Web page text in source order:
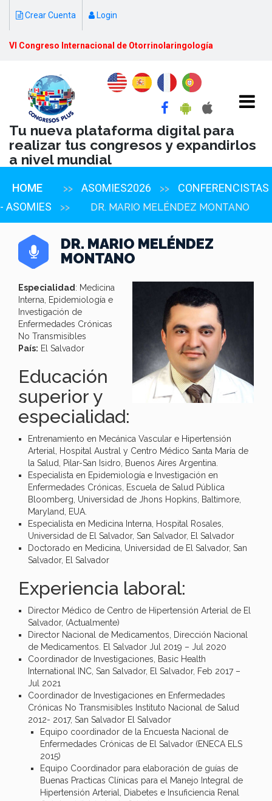
Crear Cuenta Login
VI Congreso Internacional de Otorrinolaringología
Tu nueva plataforma digital para
realizar tus congresos y expandirlos
a nivel mundial
HOME >> ASOMIES2026 >>
CONFERENCISTAS
- ASOMIES
>> DR. MARIO MELÉNDEZ MONTANO
DR. MARIO MELÉNDEZ
MONTANO
Especialidad : Medicina
Interna, Epidemiología e
Investigación de
Enfermedades Crónicas
No Transmisibles
País: El Salvador
Educación
superior y
especialidad:
Entrenamiento en Mecánica Vascular e Hipertensión
Arterial, Hospital Austral y Centro Médico Santa María de
la Salud, Pilar-San Isidro, Buenos Aires Argentina.
Especialista en Epidemiología e Investigación en
Enfermedades Crónicas, Escuela de Salud Pública
Bloomberg, Universidad de Jhons Hopkins, Baltimore,
Maryland, EUA.
Especialista en Medicina Interna, Hospital Rosales,
Universidad de El Salvador, San Salvador, El Salvador
Doctorado en Medicina, Universidad de El Salvador, San
Salvador, El Salvador
Experiencia laboral:
Director Médico de Centro de Hipertensión Arterial de El
Salvador, (Actualmente)
Director Nacional de Medicamentos, Dirección Nacional
de Medicamentos. El Salvador Jul 2019 – Jul 2020
Coordinador de Investigaciones, Basic Health
International INC, San Salvador, El Salvador, Feb 2017 –
Jul 2021
Coordinador de Investigaciones en Enfermedades
Crónicas No Transmisibles Instituto Nacional de Salud
2012- 2017, San Salvador El Salvador
Equipo coordinador de la Encuesta Nacional de
Enfermedades Crónicas de El Salvador (ENECA ELS
2015)
Equipo Coordinador para elaboración de guías de
Buenas Practicas Clínicas para el Manejo Integral de
Hipertensión Arterial, Diabetes e Insuficiencia Renal